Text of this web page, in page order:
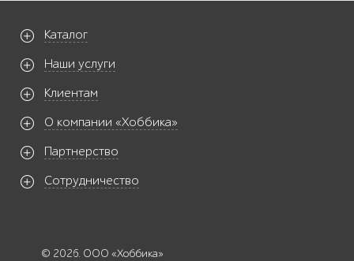
Каталог
Наши услуги
Клиентам
О компании «Хоббика»
Партнерство
Сотрудничество
© 2026. ООО «Хоббика»